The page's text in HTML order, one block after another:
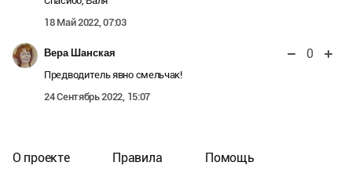
18 Май 2022, 07:03
Вера Шанская 0
Предводитель явно смельчак!
24 Сентябрь 2022, 15:07
О проекте Правила Помощь